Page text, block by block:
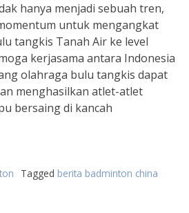
hanya menjadi sebuah tren,
untuk mengangkat
tangkis Tanah Air ke level
kerjasama antara Indonesia
olahraga bulu tangkis dapat
menghasilkan atlet-atlet
bersaing di kancah
Tagged berita badminton china